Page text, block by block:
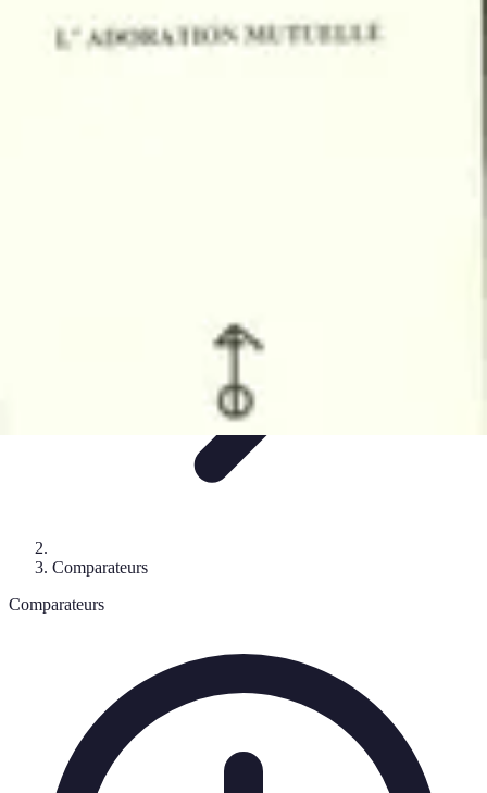
Comparateur MutuellePro
Guide d'utilisation Comparateurscomparateur mutuelle pro
conseils
Comparateurs
Comparateurs